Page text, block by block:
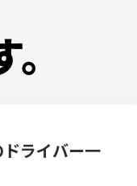
ドライバー一